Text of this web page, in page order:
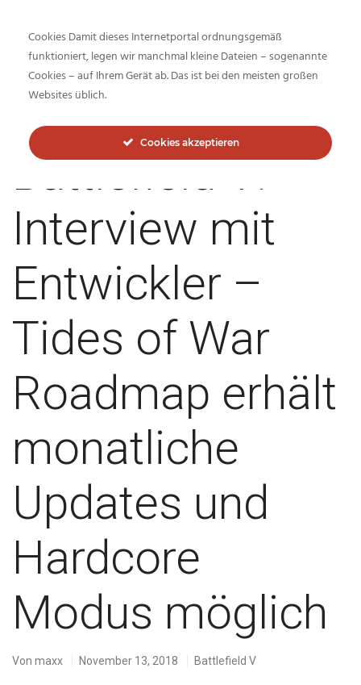
Inside-Network.net
Battlefield V:
Interview mit
Entwickler –
Tides of War
Roadmap erhält
monatliche
Updates und
Hardcore
Modus möglich
Von maxx November 13, 2018 Battlefield V
Cookies Damit dieses Internetportal ordnungsgemäß
funktioniert, legen wir manchmal kleine Dateien – sogenannte
Cookies – auf Ihrem Gerät ab. Das ist bei den meisten großen
Websites üblich.
Cookies akzeptieren